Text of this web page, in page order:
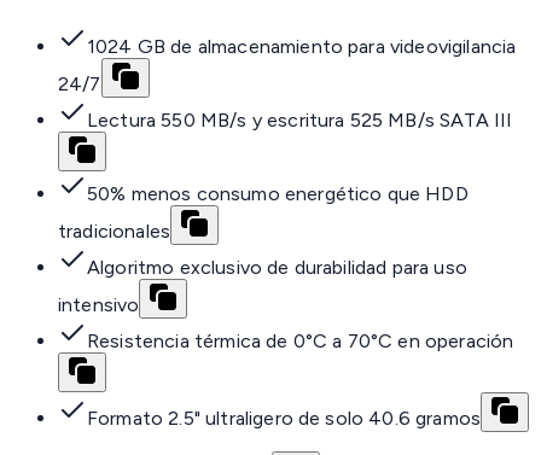
1024 GB de almacenamiento para videovigilancia
24/7
Lectura 550 MB/s y escritura 525 MB/s SATA III
50% menos consumo energético que HDD
tradicionales
Algoritmo exclusivo de durabilidad para uso
intensivo
Resistencia térmica de 0°C a 70°C en operación
Formato 2.5" ultraligero de solo 40.6 gramos